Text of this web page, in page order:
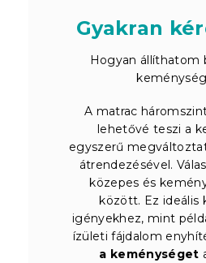
Gyakran
Hogyan állíthatom
A matrac
lehetővé teszi a
egyszerű
átrendezésével.
közepes és
között. Ez ideális
igényekhez, mint
ízületi fájdalom
a keménységet